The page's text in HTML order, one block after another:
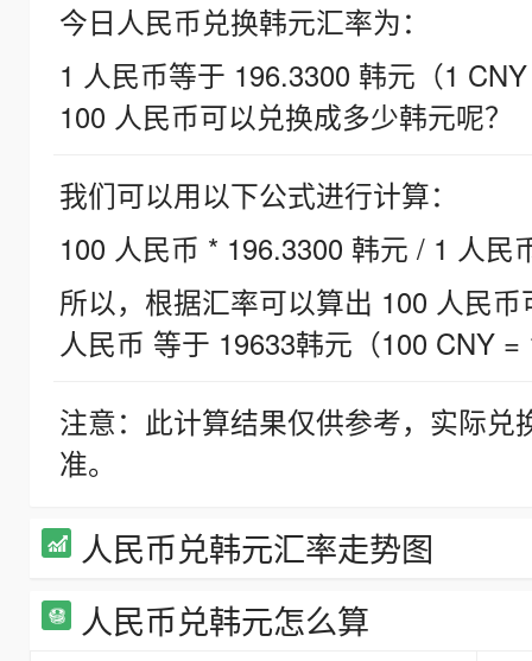
今日人民币兑换韩元汇率为：
1 人民币等于 196.3300 韩元（1
100 人民币可以兑换成多少韩元呢？
我们可以用以下公式进行计算：
100 人民币 * 196.3300 韩元 / 1 人民
所以，根据汇率可以算出 100 人民
人民币 等于 19633韩元（100 CNY =
注意：此计算结果仅供参考，实际
准。
人民币兑韩元汇率走势图
人民币兑韩元怎么算